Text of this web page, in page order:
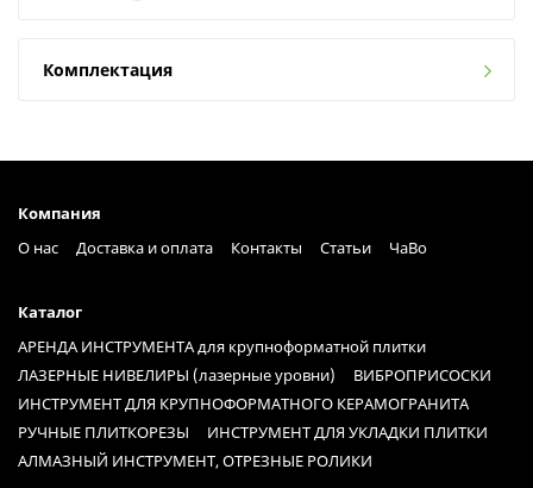
Комплектация
Компания
О нас
Доставка и оплата Контакты Статьи ЧаВо
Каталог
АРЕНДА ИНСТРУМЕНТА для крупноформатной плитки
ЛАЗЕРНЫЕ НИВЕЛИРЫ (лазерные уровни)
ВИБРОПРИСОСКИ
ИНСТРУМЕНТ ДЛЯ КРУПНОФОРМАТНОГО КЕРАМОГРАНИТА
РУЧНЫЕ ПЛИТКОРЕЗЫ
ИНСТРУМЕНТ ДЛЯ УКЛАДКИ ПЛИТКИ
АЛМАЗНЫЙ ИНСТРУМЕНТ, ОТРЕЗНЫЕ РОЛИКИ